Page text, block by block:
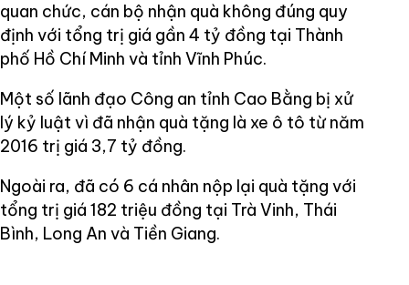
quan chức, cán bộ nhận quà không đúng quy
định với tổng trị giá gần 4 tỷ đồng tại Thành
phố Hồ Chí Minh và tỉnh Vĩnh Phúc.
Một số lãnh đạo Công an tỉnh Cao Bằng bị xử
lý kỷ luật vì đã nhận quà tặng là xe ô tô từ năm
2016 trị giá 3,7 tỷ đồng.
Ngoài ra, đã có 6 cá nhân nộp lại quà tặng với
tổng trị giá 182 triệu đồng tại Trà Vinh, Thái
Bình, Long An và Tiền Giang.